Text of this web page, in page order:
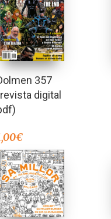
357
digital
€